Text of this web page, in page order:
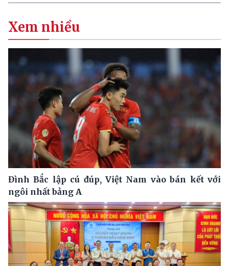
Xem nhiều
Đình Bắc lập cú đúp, Việt Nam vào bán kết với
ngôi nhất bảng A